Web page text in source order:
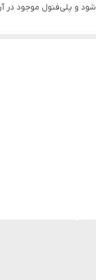
و پلی‌فنول موجود
ابرو و ریش و سبیل است.